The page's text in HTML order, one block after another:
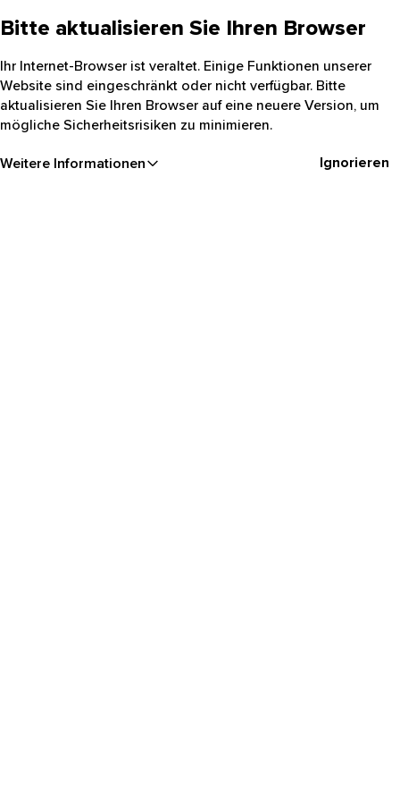
Bitte aktualisieren Sie Ihren Browser
Ihr Internet-Browser ist veraltet. Einige Funktionen unserer
Website sind eingeschränkt oder nicht verfügbar. Bitte
aktualisieren Sie Ihren Browser auf eine neuere Version, um
mögliche Sicherheitsrisiken zu minimieren.
Weitere Informationen Ignorieren